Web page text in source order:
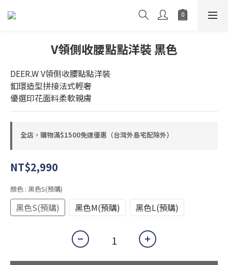
V領側收腰點點洋裝 黑色
DEER.W V領側收腰點點洋裝
釦環造型拼接法式輕奢
優選印花面料柔軟親膚
全店，購物滿$1500免運優惠（台灣外島宅配除外）
NT$2,990
顏色 : 黑色S(預購)
黑色S(預購) 黑色M(預購) 黑色L(預購)